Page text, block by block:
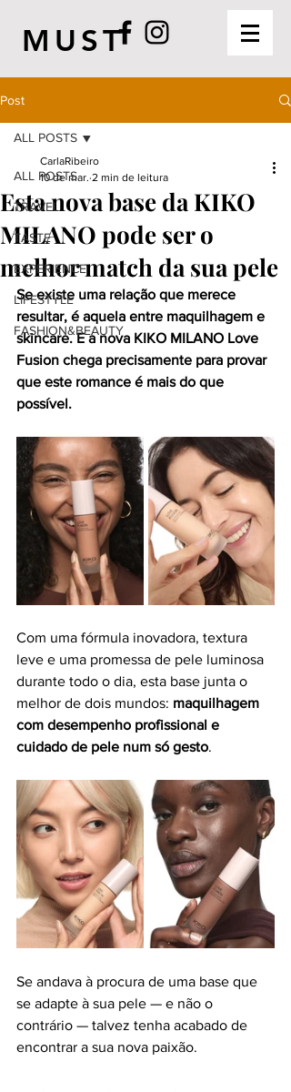
MUST
Post
ALL POSTS
TRAVEL
TASTE
EXPERIENCE
LIFESTYLE
FASHION&BEAUTY
ALL POSTS
Esta nova base da KIKO
MILANO pode ser o
melhor match da sua pele
CarlaRibeiro
10 de mar. 2 min de leitura
Se existe uma relação que merece
resultar, é aquela entre maquilhagem e
skincare. E a nova KIKO MILANO Love
Fusion chega precisamente para provar
que este romance é mais do que
possível.
Com uma fórmula inovadora, textura
leve e uma promessa de pele luminosa
durante todo o dia, esta base junta o
melhor de dois mundos: maquilhagem
com desempenho profissional e
cuidado de pele num só gesto.
Se andava à procura de uma base que
se adapte à sua pele — e não o
contrário — talvez tenha acabado de
encontrar a sua nova paixão.